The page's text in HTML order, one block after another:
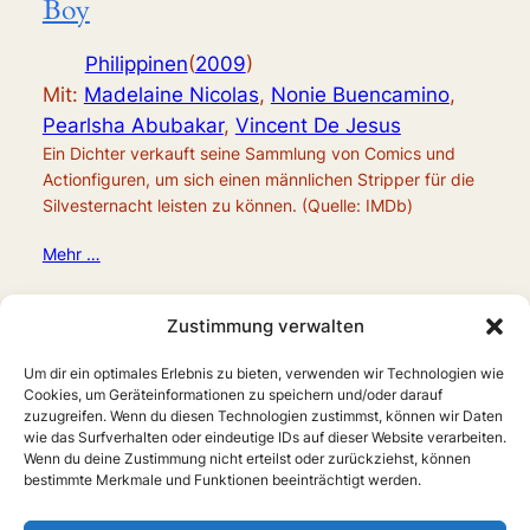
Zustimmung verwalten
Um dir ein optimales Erlebnis zu bieten, verwenden wir Technologien wie
Cookies, um Geräteinformationen zu speichern und/oder darauf
zuzugreifen. Wenn du diesen Technologien zustimmst, können wir Daten
wie das Surfverhalten oder eindeutige IDs auf dieser Website verarbeiten.
Wenn du deine Zustimmung nicht erteilst oder zurückziehst, können
bestimmte Merkmale und Funktionen beeinträchtigt werden.
Boy
Philippinen(2009)
Mit: Madelaine Nicolas, Nonie Buencamino,
Pearlsha Abubakar, Vincent De Jesus
Ein Dichter verkauft seine Sammlung von Comics und
Actionfiguren, um sich einen männlichen Stripper für die
Silvesternacht leisten zu können. (Quelle: IMDb)
Mehr …